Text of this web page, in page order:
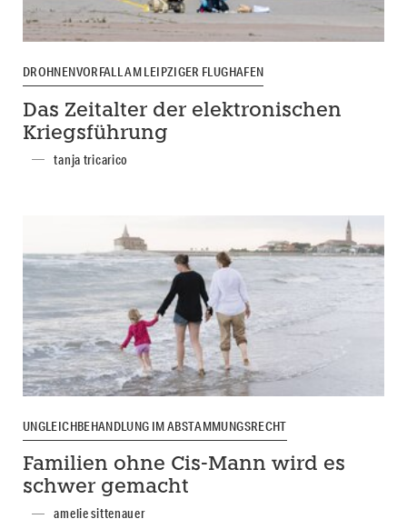
DROHNENVORFALL AM LEIPZIGER FLUGHAFEN
Das Zeitalter der elektronischen
Kriegsführung
tanja tricarico
UNGLEICHBEHANDLUNG IM ABSTAMMUNGSRECHT
Familien ohne Cis-Mann wird es
schwer gemacht
amelie sittenauer